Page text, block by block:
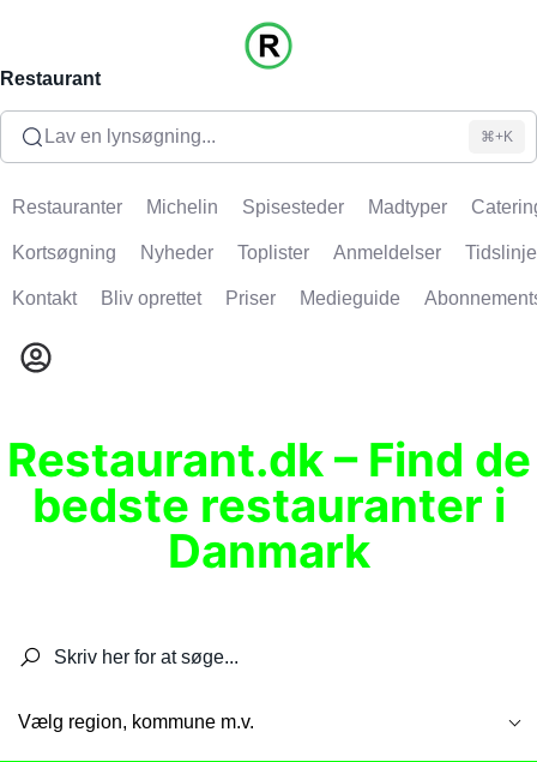
Restaurant
Lav en lynsøgning... ⌘+K
Restauranter Michelin Spisesteder Madtyper
Kortsøgning Nyheder Toplister Anmeldelser Tidslinje
Kontakt Bliv oprettet Priser Medieguide
Restaurant.dk – Find de
bedste restauranter i
Danmark
Vælg region, kommune m.v.